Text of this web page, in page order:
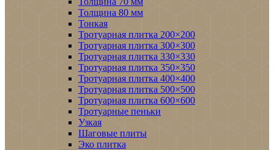
Толщина 80 мм
Тонкая
Тротуарная плитка 200×200
Тротуарная плитка 300×300
Тротуарная плитка 330×330
Тротуарная плитка 350×350
Тротуарная плитка 400×400
Тротуарная плитка 500×500
Тротуарная плитка 600×600
Тротуарные пеньки
Узкая
Шаговые плиты
Эко плитка